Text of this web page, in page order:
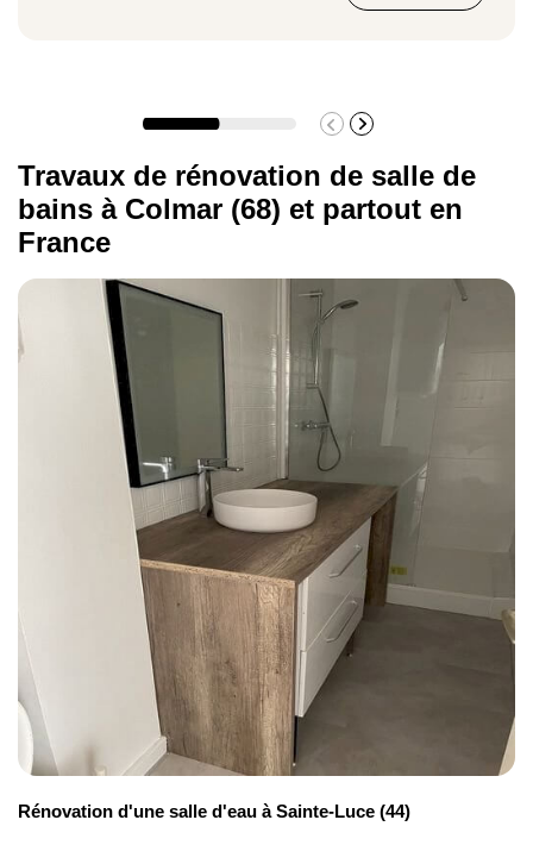
Travaux de rénovation de salle de
bains à Colmar (68) et partout en
France
Rénovation d'une salle d'eau à Sainte-Luce (44)